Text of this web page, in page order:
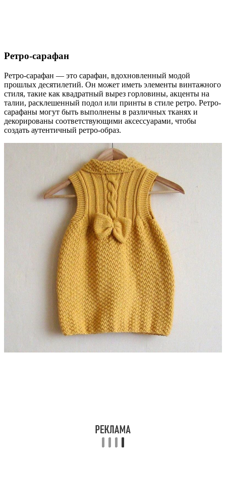
Ретро-сарафан
Ретро-сарафан — это сарафан, вдохновленный модой
прошлых десятилетий. Он может иметь элементы винтажного
стиля, такие как квадратный вырез горловины, акценты на
талии, расклешенный подол или принты в стиле ретро. Ретро-
сарафаны могут быть выполнены в различных тканях и
декорированы соответствующими аксессуарами, чтобы
создать аутентичный ретро-образ.